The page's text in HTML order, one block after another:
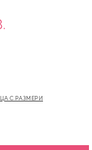
С РАЗМЕРИ